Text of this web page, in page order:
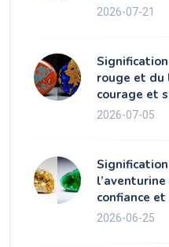
2026-07-21
rouge et du
courage et
2026-07-05
confiance
2026-06-25